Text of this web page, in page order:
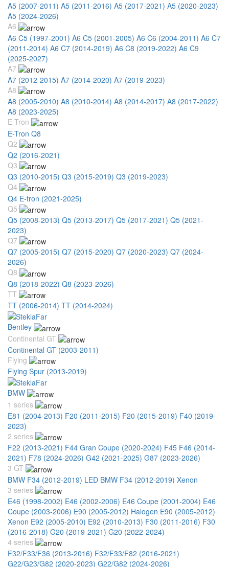
A5 (2007-2011) A5 (2011-2016) A5 (2017-2021) A5 (2020-2023)
A5 (2024-2026)
A6
A6 C5 (1997-2001) A6 C5 (2001-2005) A6 C6 (2004-2011) A6 C7
(2011-2014) A6 C7 (2014-2019) A6 C8 (2019-2022) A6 C9
(2025-2027)
A7
A7 (2012-2015) A7 (2014-2020) A7 (2019-2023)
A8
A8 (2005-2010) A8 (2010-2014) A8 (2014-2017) A8 (2017-2022)
A8 (2023-2025)
E-Tron
E-Tron Q8
Q2
Q2 (2016-2021)
Q3
Q3 (2010-2015) Q3 (2015-2019) Q3 (2019-2023)
Q4
Q4 E-tron (2021-2025)
Q5
Q5 (2008-2013) Q5 (2013-2017) Q5 (2017-2021) Q5 (2021-
2023)
Q7
Q7 (2005-2015) Q7 (2015-2020) Q7 (2020-2023) Q7 (2024-
2026)
Q8
Q8 (2018-2022) Q8 (2023-2026)
TT
TT (2006-2014) TT (2014-2024)
Bentley
Continental GT
Continental GT (2003-2011)
Flying
Flying Spur (2013-2019)
BMW
1 series
E81 (2004-2013) F20 (2011-2015) F20 (2015-2019) F40 (2019-
2023)
2 series
F22 (2013-2021) F44 Gran Coupe (2020-2024) F45 F46 (2014-
2021) F78 (2024-2026) G42 (2021-2025) G87 (2023-2026)
3 GT
BMW F34 (2012-2019) LED BMW F34 (2012-2019) Xenon
3 series
E46 (1998-2002) E46 (2002-2006) E46 Coupe (2001-2004) E46
Coupe (2003-2006) E90 (2005-2012) Halogen E90 (2005-2012)
Xenon E92 (2005-2010) E92 (2010-2013) F30 (2011-2016) F30
(2016-2018) G20 (2019-2021) G20 (2022-2024)
4 series
F32/F33/F36 (2013-2016) F32/F33/F82 (2016-2021)
G22/G23/G82 (2020-2023) G22/G82 (2024-2026)